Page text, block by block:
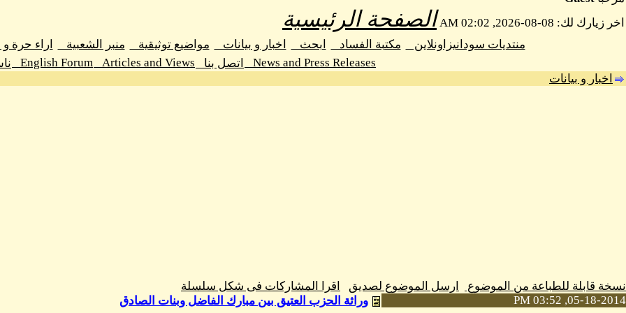
اخر زيارك لك: 08-08-2026, 02:02 AM
الصفحة الرئيسية
منتديات سودانيزاونلاين مكتبة الفساد ابحث اخبار و بيانات مواضيع توثيقية منبر الشعبية
اراء حرة
News and Press Releases
اتصل بنا Articles and Views
English Forum
اخبار و بيانات
نسخة قابلة للطباعة من الموضوع ارسل الموضوع لصديق
اقرا المشاركات فى شكل سلسلة
05-18-2014, 03:52 PM
وراثة الحزب العتيق بين مبارك الفاضل وبنات الصادق